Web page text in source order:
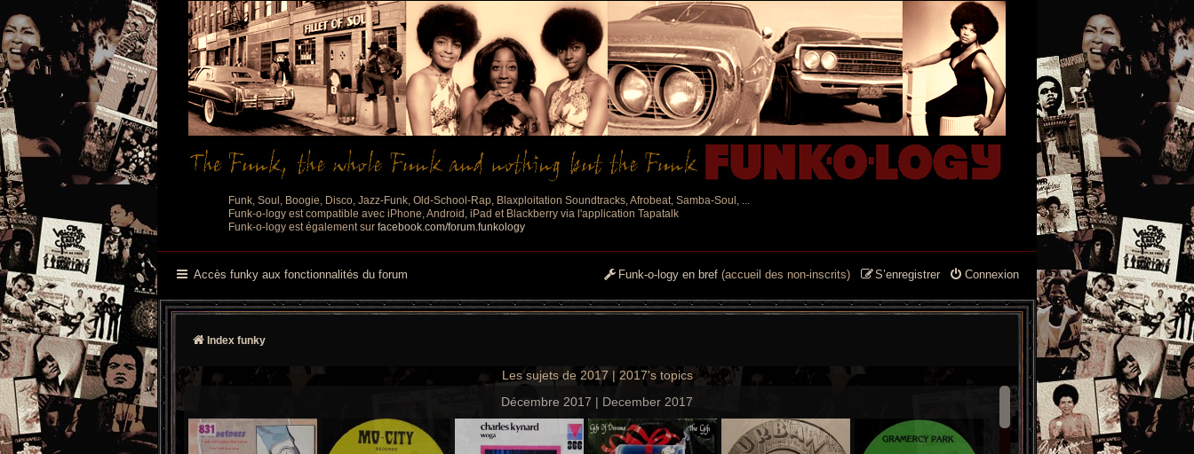
Funk, Soul, Boogie, Disco, Jazz-Funk, Old-School-Rap, Blaxploitation Soundtracks, Afrobeat, Samba-Soul, ...
Funk-o-logy est compatible avec iPhone, Android, iPad et Blackberry via l'application Tapatalk
Funk-o-logy est également sur facebook.com/forum.funkology
Accès funky aux fonctionnalités du forum Connexion
S’enregistrer
Funk-o-logy en bref (accueil des non-inscrits)
Index funky
Les sujets de 2017 | 2017's topics
Décembre 2017 | December 2017